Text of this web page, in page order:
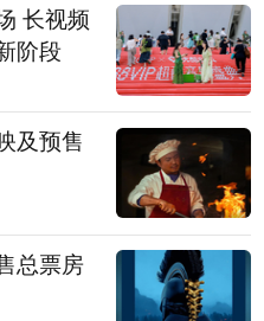
阶段
及预售
总票房